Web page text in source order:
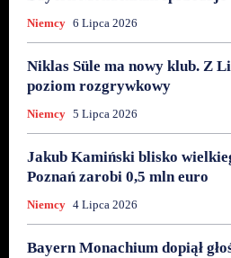
Niemcy 6 Lipca 2026
Niklas Süle ma nowy klub. Z
poziom rozgrywkowy
Niemcy 5 Lipca 2026
Jakub Kamiński blisko
Poznań zarobi 0,5 mln euro
Niemcy 4 Lipca 2026
Bayern Monachium dopiął